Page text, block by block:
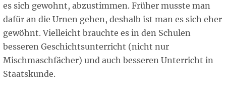
es sich gewohnt, abzustimmen. Früher musste man
dafür an die Urnen gehen, deshalb ist man es sich eher
gewöhnt. Vielleicht brauchte es in den Schulen
besseren Geschichtsunterricht (nicht nur
Mischmaschfächer) und auch besseren Unterricht in
Staatskunde.